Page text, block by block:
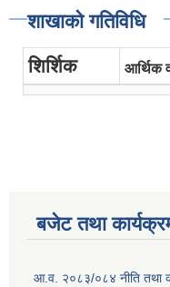
शाखाको गतिविधि
शिर्शिक आर्थिक
बजेट तथा
आ.व. २०८३/०८४ नीति तथा